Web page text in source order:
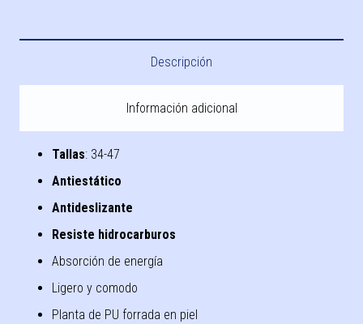
Descripción
Información adicional
Tallas: 34-47
Antiestático
Antideslizante
Resiste hidrocarburos
Absorción de energía
Ligero y comodo
Planta de PU forrada en piel